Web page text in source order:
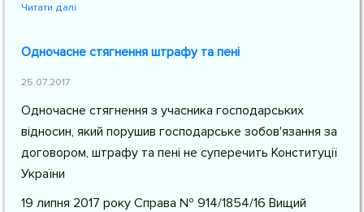
Читати далі
Одночасне стягнення штрафу та пені
25.07.2017
Одночасне стягнення з учасника господарських
відносин, який порушив господарське зобов'язання за
договором, штрафу та пені не суперечить Конституції
України
19 липня 2017 року Справа № 914/1854/16 Вищий